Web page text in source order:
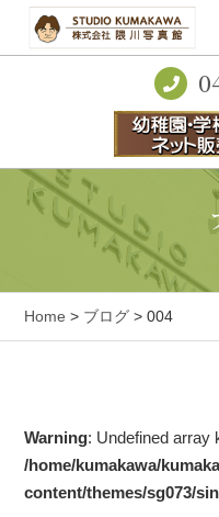
Home > ブログ > 004
Warning: Undefined array
/home/kumakawa/
content/themes/sg073/